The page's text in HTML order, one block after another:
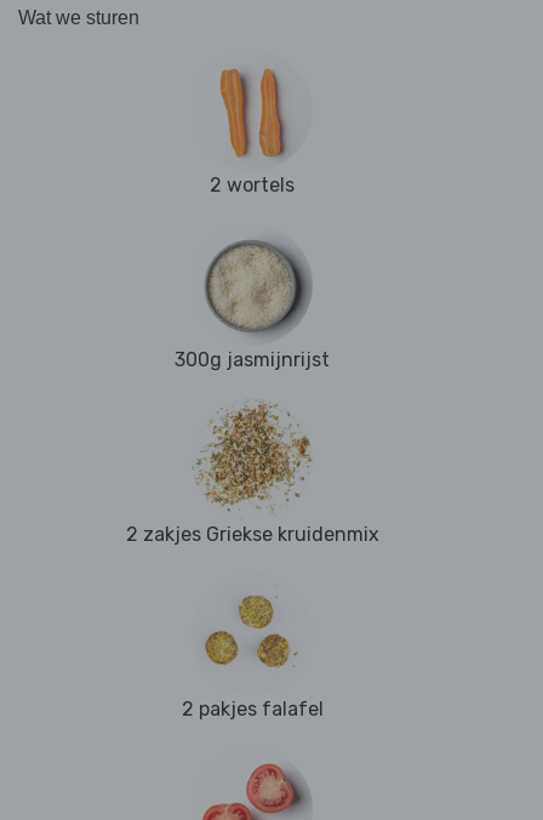
Wat we sturen
2 wortels
300g jasmijnrijst
2 zakjes Griekse kruidenmix
2 pakjes falafel